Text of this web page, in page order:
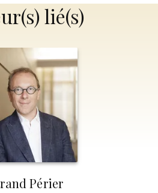
lié(s)
Périer